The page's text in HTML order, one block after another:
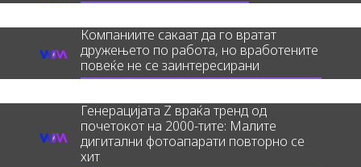
Компаниите сакаат да го вратат
дружењето по работа, но вработените
повеќе не се заинтересирани
Генерацијата Z враќа тренд од
почетокот на 2000-тите: Малите
дигитални фотоапарати повторно се
хит